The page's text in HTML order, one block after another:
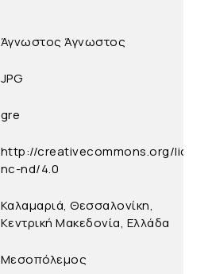
Άγνωστος Άγνωστος
JPG
gre
http://creativecommons.org/
nc-nd/4.0
Καλαμαριά, Θεσσαλονίκη,
Κεντρική Μακεδονία, Ελλάδα
Μεσοπόλεμος